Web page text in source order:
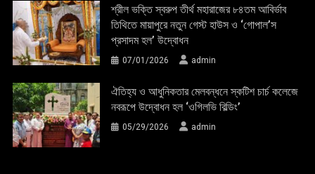
শ্রীল ভক্তি স্বরুপ তীর্থ মহারাজের ৮৪তম আবির্ভাব
তিথিতে মায়াপুরে নতুন গেস্ট হাউস ও ‘গোপাল’স
প্রসাদম হল’ উদ্বোধন
07/01/2026 admin
ঐতিহ্য ও আধুনিকতার মেলবন্ধনে স্কটিশ চার্চ কলেজে
নবরূপে উদ্বোধন হল ‘ওগিলভি বিল্ডিং’
05/29/2026 admin